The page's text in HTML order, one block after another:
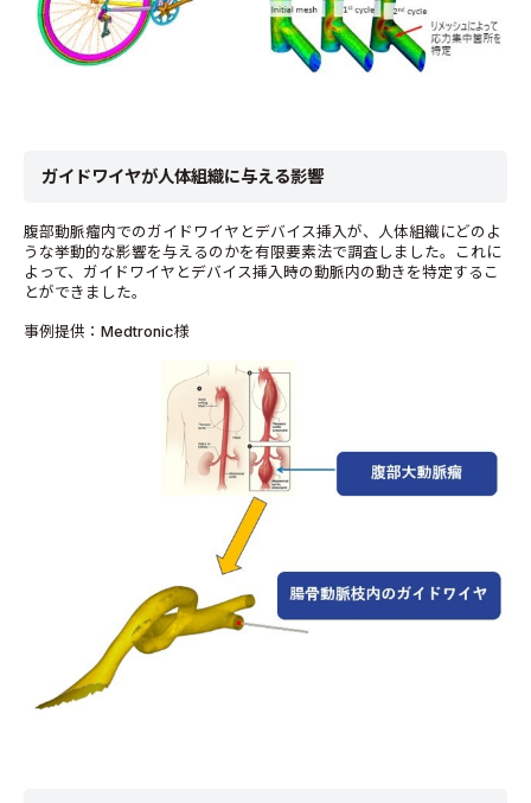
ガイドワイヤが人体組織に与える影響
腹部動脈瘤内でのガイドワイヤとデバイス挿入が、人体組織にどのよ
うな挙動的な影響を与えるのかを有限要素法で調査しました。これに
よって、ガイドワイヤとデバイス挿入時の動脈内の動きを特定するこ
とができました。
事例提供：Medtronic様